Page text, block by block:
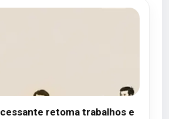
retoma trabalhos e